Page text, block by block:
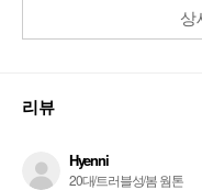
상
리뷰
Hyenni
20대/트러블성/봄 웜톤